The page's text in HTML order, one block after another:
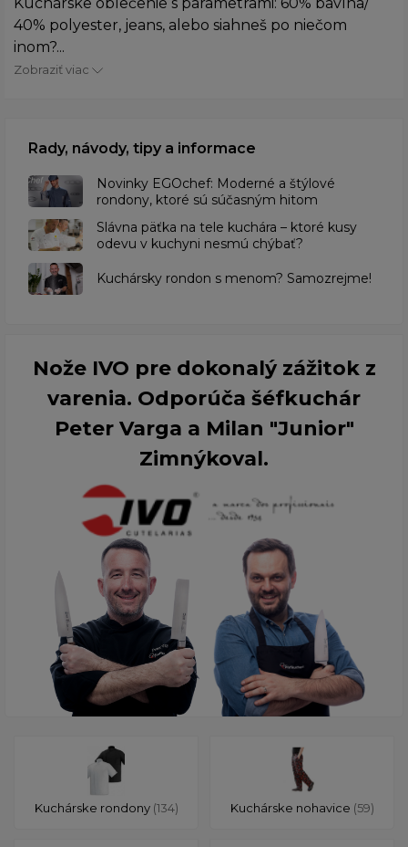
40% polyester, jeans, alebo siahneš po niečom
inom?...
Zobraziť viac
Rady, návody, tipy a informace
Novinky EGOchef: Moderné a štýlové
rondony, ktoré sú súčasným hitom
Slávna päťka na tele kuchára – ktoré kusy
odevu v kuchyni nesmú chýbať?
Kuchársky rondon s menom? Samozrejme!
Nože IVO pre dokonalý zážitok z
varenia. Odporúča šéfkuchár
Peter Varga a Milan "Junior"
Zimnýkoval.
Kuchárske rondony (134) Kuchárske nohavice (59)